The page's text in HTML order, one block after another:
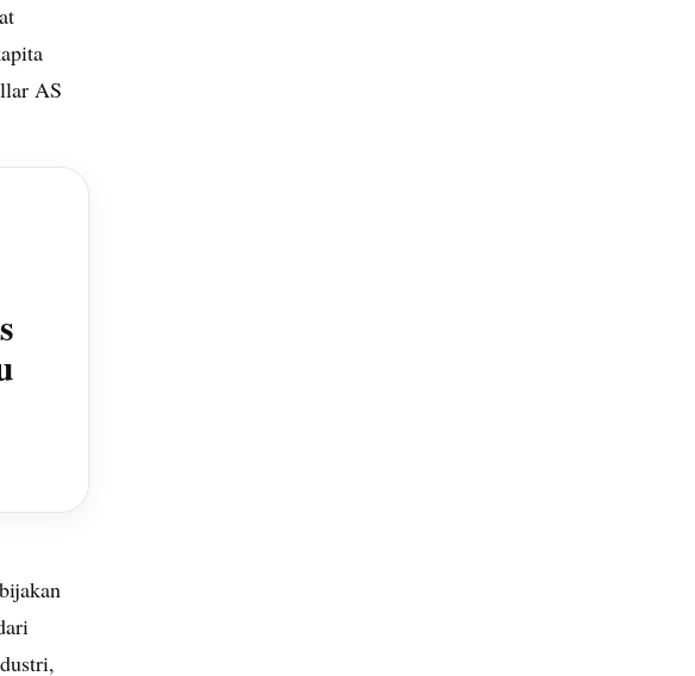
AS